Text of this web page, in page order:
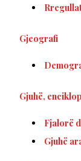
Gjeografi
Gjuhë,
Fjalorë
Gjuhë